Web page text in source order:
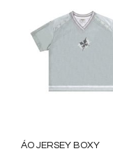
ÁO JERSEY BOXY